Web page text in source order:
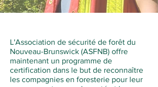
L'Association de sécurité de forêt du
Nouveau-Brunswick (ASFNB) offre
maintenant un programme de
certification dans le but de reconnaître
les compagnies en foresterie pour leur